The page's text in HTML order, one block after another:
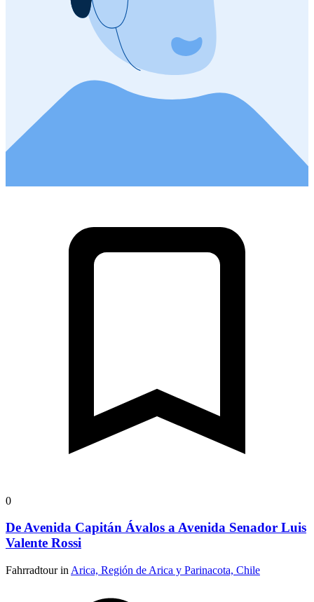
0
De Avenida Capitán Ávalos a Avenida Senador Luis
Valente Rossi
Fahrradtour in Arica, Región de Arica y Parinacota, Chile